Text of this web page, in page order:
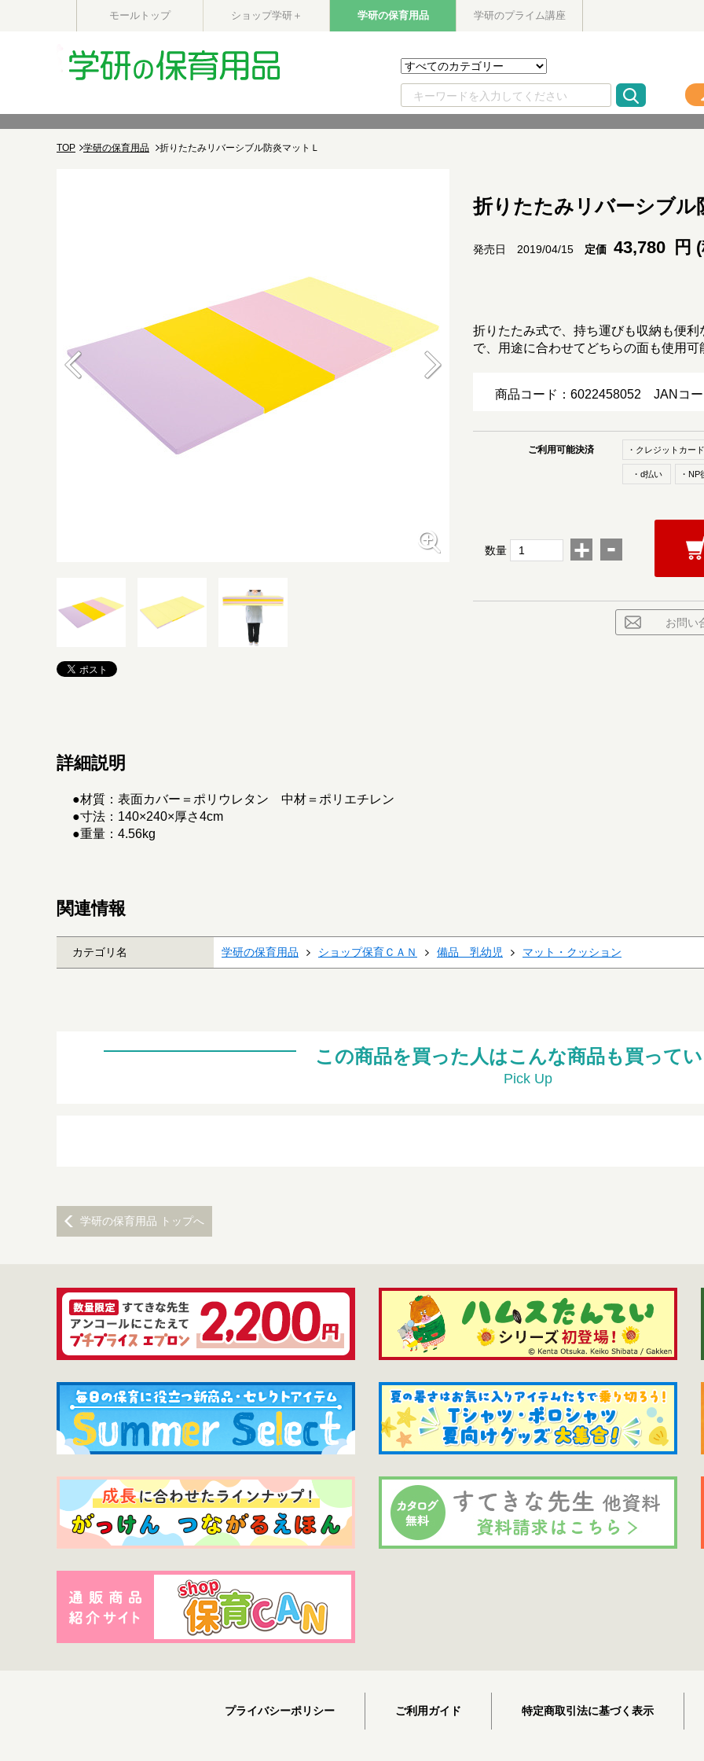
モールトップ ショップ学研＋ 学研の保育用品 学研のプライム講座
TOP 学研の保育用品 折りたたみリバーシブル防炎マットＬ
折りたたみリバーシブル
発売日 2019/04/15 定価 43,780 円
折りたたみ式で、持ち運びも収納も便
で、用途に合わせてどちらの面も使用可
商品コード：6022458052 JANコ
ご利用可能決済 ・クレジットカード
・d払い ・NP
数量 + -
お問い
詳細説明
●材質：表面カバー＝ポリウレタン 中材＝ポリエチレン
●寸法：140×240×厚さ4cm
●重量：4.56kg
関連情報
カテゴリ名 学研の保育用品 ショップ保育ＣＡＮ 備品 乳幼児 マット・クッション
この商品を買った人はこんな商品も買って
Pick Up
学研の保育用品 トップへ
プライバシーポリシー ご利用ガイド 特定商取引法に基づく表示